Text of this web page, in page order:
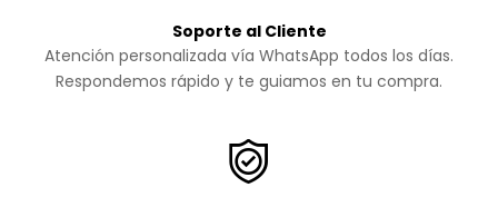
Soporte al Cliente
Atención personalizada vía WhatsApp todos los días.
Respondemos rápido y te guiamos en tu compra.